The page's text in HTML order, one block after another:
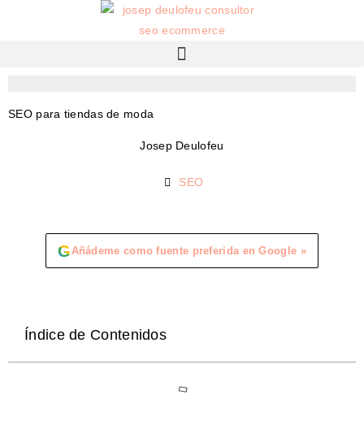
SEO para tiendas de moda
Josep Deulofeu
SEO
GAñádeme como fuente preferida en Google »
Índice de Contenidos